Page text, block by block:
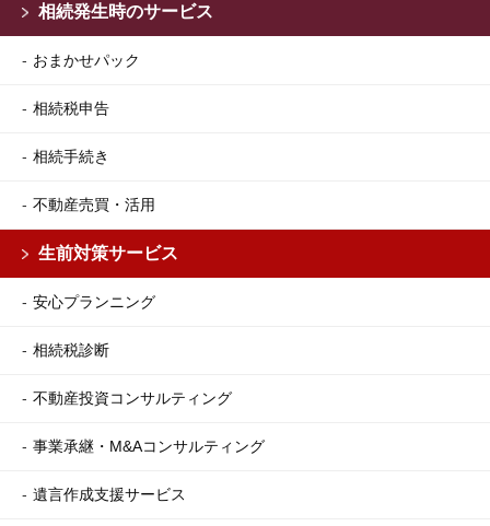
相続発生時のサービス
おまかせパック
相続税申告
相続手続き
不動産売買・活用
生前対策サービス
安心プランニング
相続税診断
不動産投資コンサルティング
事業承継・M&Aコンサルティング
遺言作成支援サービス